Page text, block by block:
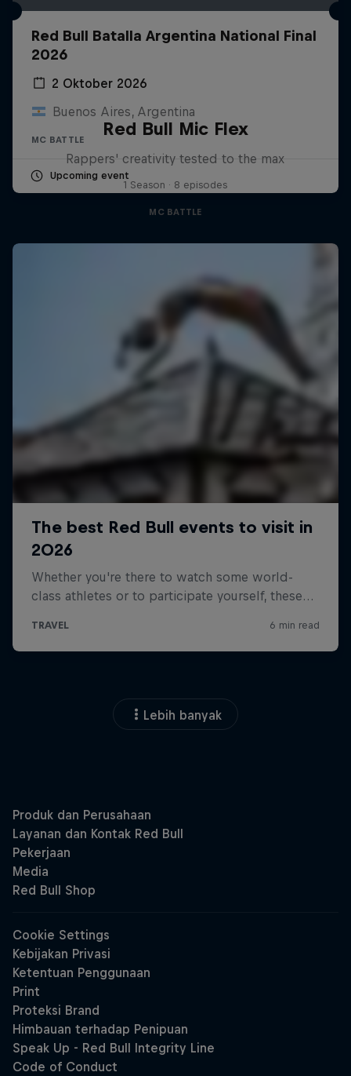
Red Bull Batalla Argentina National Final
2026
2 Oktober 2026
Buenos Aires, Argentina
MC BATTLE
Upcoming event
Red Bull Mic Flex
Rappers' creativity tested to the max
1 Season · 8 episodes
MC BATTLE
Lebih banyak